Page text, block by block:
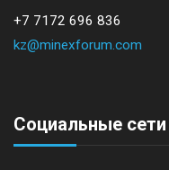
+7 7172 696 836
kz@minexforum.com
Социальные сети